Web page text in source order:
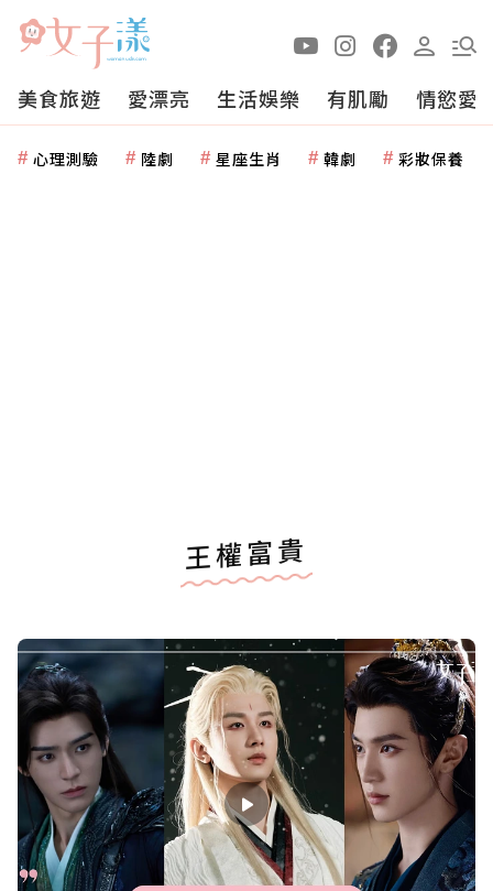
美食旅遊 愛漂亮 生活娛樂 有肌勵 情慾愛
心理測驗 陸劇 星座生肖 韓劇 彩妝保養
王權富貴